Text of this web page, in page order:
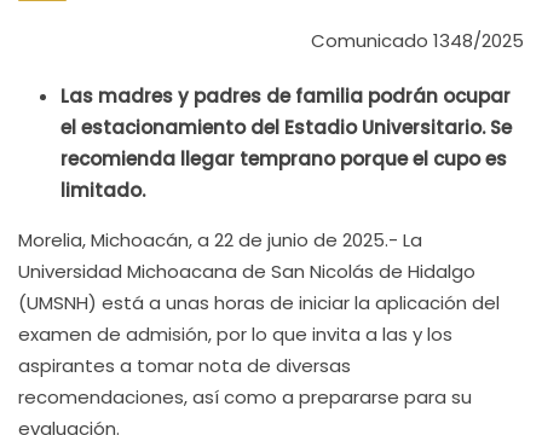
Comunicado 1348/2025
Las madres y padres de familia podrán ocupar
el estacionamiento del Estadio Universitario. Se
recomienda llegar temprano porque el cupo es
limitado.
Morelia, Michoacán, a 22 de junio de 2025.- La
Universidad Michoacana de San Nicolás de Hidalgo
(UMSNH) está a unas horas de iniciar la aplicación del
examen de admisión, por lo que invita a las y los
aspirantes a tomar nota de diversas
recomendaciones, así como a prepararse para su
evaluación.